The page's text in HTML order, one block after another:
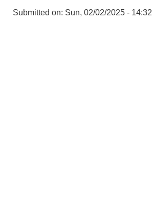
Submitted on: Sun, 02/02/2025 - 14:32